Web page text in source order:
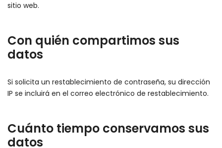
sitio web.
Con quién compartimos sus
datos
Si solicita un restablecimiento de contraseña, su dirección
IP se incluirá en el correo electrónico de restablecimiento.
Cuánto tiempo conservamos sus
datos